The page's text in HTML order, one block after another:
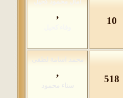
10
,
518
,